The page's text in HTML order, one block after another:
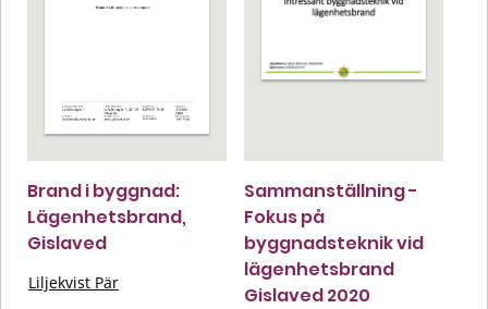
Brand i byggnad:
Lägenhetsbrand,
Gislaved
Liljekvist Pär
Sammanställning -
Fokus på
byggnadsteknik vid
lägenhetsbrand
Gislaved 2020